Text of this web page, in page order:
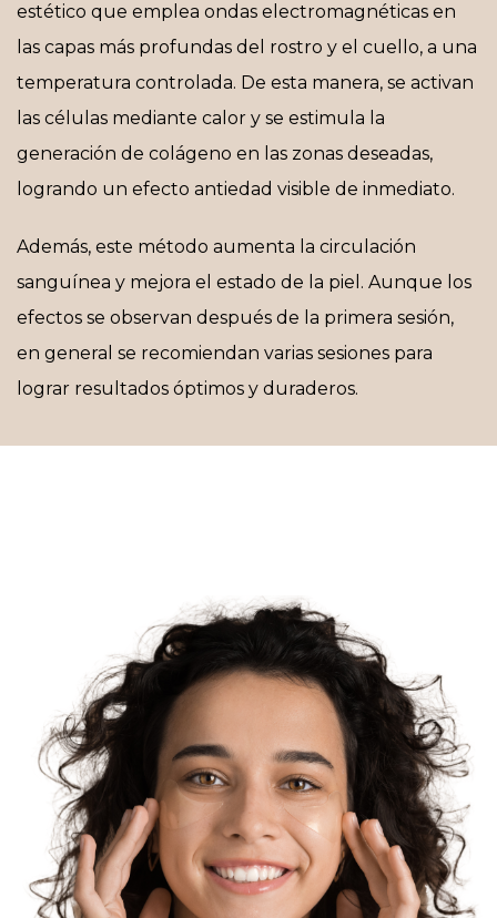
estético que emplea ondas electromagnéticas en
las capas más profundas del rostro y el cuello, a una
temperatura controlada. De esta manera, se activan
las células mediante calor y se estimula la
generación de colágeno en las zonas deseadas,
logrando un efecto antiedad visible de inmediato.
Además, este método aumenta la circulación
sanguínea y mejora el estado de la piel. Aunque los
efectos se observan después de la primera sesión,
en general se recomiendan varias sesiones para
lograr resultados óptimos y duraderos.